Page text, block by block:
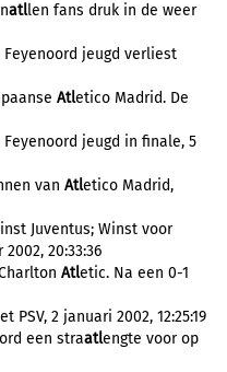
atllen fans druk in de weer
jeugd verliest
Atletico Madrid. De
jeugd in finale, 5
van Atletico Madrid,
Juventus; Winst voor
20:33:36
Atletic. Na een 0-1
2 januari 2002, 12:25:19
een straatlengte voor op